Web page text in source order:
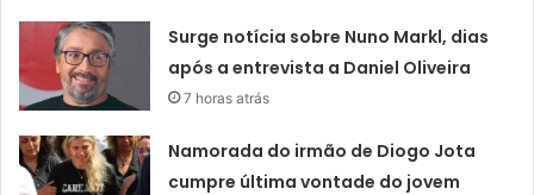
Surge notícia sobre Nuno Markl, dias
após a entrevista a Daniel Oliveira
7 horas atrás
Namorada do irmão de Diogo Jota
cumpre última vontade do jovem